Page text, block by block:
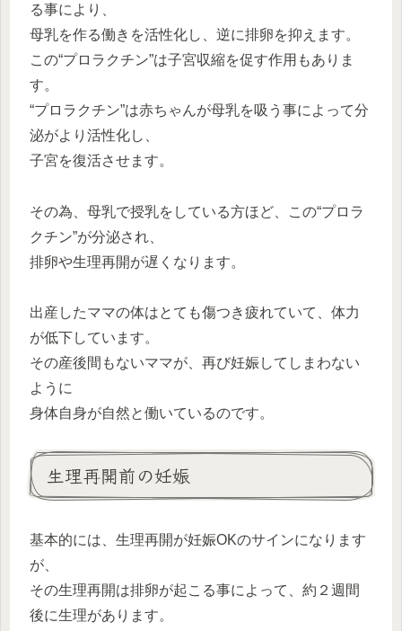
る事により、
母乳を作る働きを活性化し、逆に排卵を抑えます。
この“プロラクチン”は子宮収縮を促す作用もありま
す。
“プロラクチン”は赤ちゃんが母乳を吸う事によって分
泌がより活性化し、
子宮を復活させます。
その為、母乳で授乳をしている方ほど、この“プロラ
クチン”が分泌され、
排卵や生理再開が遅くなります。
出産したママの体はとても傷つき疲れていて、体力
が低下しています。
その産後間もないママが、再び妊娠してしまわない
ように
身体自身が自然と働いているのです。
生理再開前の妊娠
基本的には、生理再開が妊娠OKのサインになります
が、
その生理再開は排卵が起こる事によって、約２週間
後に生理があります。